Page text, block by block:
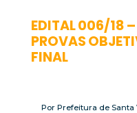
EDITAL 006/18
PROVAS
FINAL
Por Prefeitura de Santa